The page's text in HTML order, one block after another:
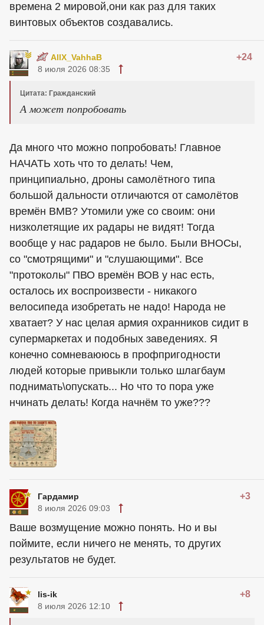
времена 2 мировой,они как раз для таких
винтовых объектов создавались.
AllX_VahhaB +24
8 июля 2026 08:35
Цитата: Гражданский
А может попробовать
Да много что можно попробовать! Главное
НАЧАТЬ хоть что то делать! Чем,
принципиально, дроны самолётного типа
большой дальности отличаются от самолётов
времён ВМВ? Утомили уже со своим: они
низколетящие их радары не видят! Тогда
вообще у нас радаров не было. Были ВНОСы,
со "смотрящими" и "слушающими". Все
"протоколы" ПВО времён ВОВ у нас есть,
осталось их воспроизвести - никакого
велосипеда изобретать не надо! Народа не
хватает? У нас целая армия охранников сидит в
супермаркетах и подобных заведениях. Я
конечно сомневаююсь в профпригодности
людей которые привыкли только шлагбаум
поднимать\опускать... Но что то пора уже
нчинать делать! Когда начнём то уже???
Гардамир +3
8 июля 2026 09:03
Ваше возмущение можно понять. Но и вы
поймите, если ничего не менять, то других
результатов не будет.
lis-ik +8
8 июля 2026 12:10